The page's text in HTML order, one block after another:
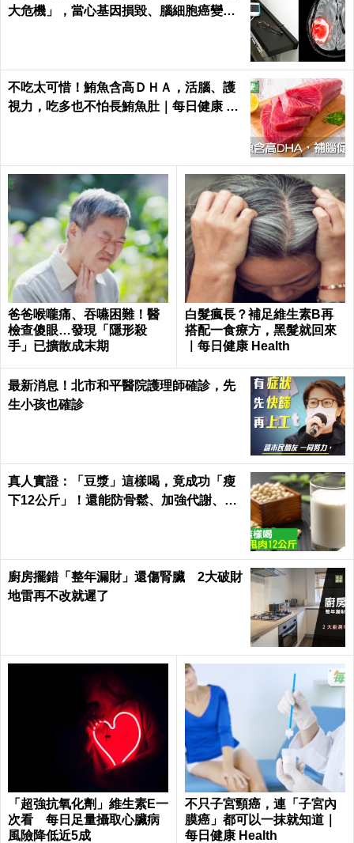
大危機」，當心基因損毀、腦細胞癌變！
不吃太可惜！鮪魚含高ＤＨＡ，活腦、護
視力，吃多也不怕長鮪魚肚｜每日健康 He
爸爸喉嚨痛、吞嚥困難！醫
檢查傻眼…發現「隱形殺
手」已擴散成末期
白髮瘋長？補足維生素B再
搭配一食療方，黑髮就回來
｜每日健康 Health
最新消息！北市和平醫院護理師確診，先
生小孩也確診
真人實證：「豆漿」這樣喝，竟成功「瘦
下12公斤」！還能防骨鬆、加強代謝、平
廚房擺錯「整年漏財」還傷腎臟 2大破財
地雷再不改就遲了
「超強抗氧化劑」維生素E一
次看 每日足量攝取心臟病
風險降低近5成
不只子宮頸癌，連「子宮內
膜癌」都可以一抹就知道｜
每日健康 Health